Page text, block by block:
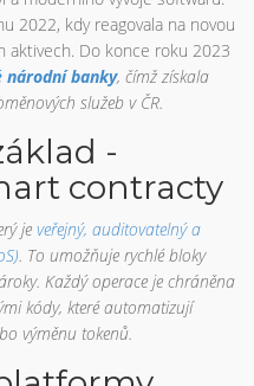
2022, kdy reagovala na novou
aktivech. Do konce roku 2023
národní banky, čímž získala
služeb v ČR.
-
contracty
je veřejný, auditovatelný a
. To umožňuje rychlé bloky
Každý operace je chráněna
kódy, které automatizují
výměnu tokenů.